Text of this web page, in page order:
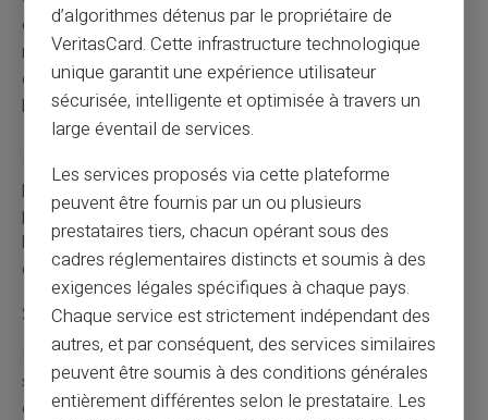
opportunités d'interception et de détournement. Les
réseaux Wi-Fi publics non sécurisés constituent des
cibles privilégiées pour l'interception de données
bancaires.
Retenez que votre banque ne vous contactera jamais
pour faire un test technique ni un test de virement. Ces
procédures n'existent pas dans le fonctionnement
bancaire normal et constituent toujours des tentatives
de fraude.
Stratégies de protection et bonnes pratiques
protection contre les fraudes bancairesrepose
sur plusieurs piliers fondamentaux. La sensibilisation
constitue la clé principale pour éviter les pièges tendus
d’algorithmes détenus par le propriétaire de
VeritasCard. Cette infrastructure technologique
unique garantit une expérience utilisateur
sécurisée, intelligente et optimisée à travers un
large éventail de services.
Les services proposés via cette plateforme
peuvent être fournis par un ou plusieurs
prestataires tiers, chacun opérant sous des
cadres réglementaires distincts et soumis à des
exigences légales spécifiques à chaque pays.
Chaque service est strictement indépendant des
autres, et par conséquent, des services similaires
peuvent être soumis à des conditions générales
entièrement différentes selon le prestataire. Les